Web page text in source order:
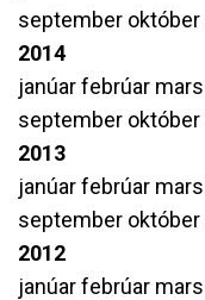
september október
2014
janúarfebrúar mars
september október
2013
janúarfebrúar mars
september október
2012
janúarfebrúar mars